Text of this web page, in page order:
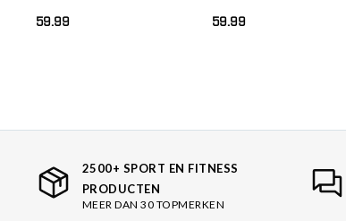
59.99 59.99
2500+ SPORT EN FITNESS
PRODUCTEN
MEER DAN 30 TOPMERKEN